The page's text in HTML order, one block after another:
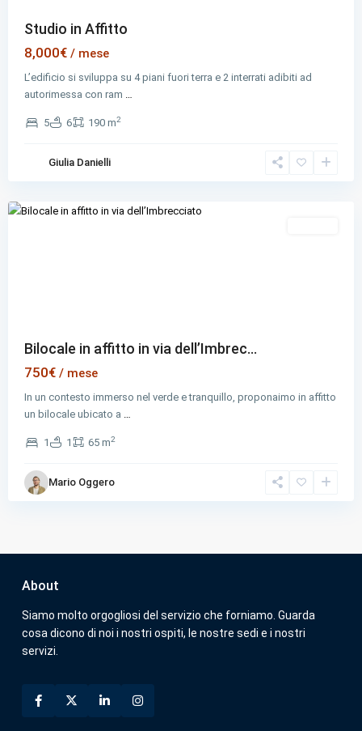
Studio in Affitto
8,000€ / mese
L’edificio si sviluppa su 4 piani fuori terra e 2 interrati adibiti ad
autorimessa con ram
5 6 190 m2
Giulia Danielli
Bilocale in affitto in via dell’Imbrec...
750€ / mese
In un contesto immerso nel verde e tranquillo, proponaimo in affitto
un bilocale ubicato a
1 1 65 m2
Mario Oggero
About
Siamo molto orgogliosi del servizio che forniamo. Guarda
cosa dicono di noi i nostri ospiti, le nostre sedi e i nostri
servizi.